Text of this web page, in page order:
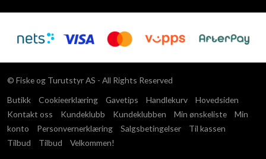
© Fiske og Turutstyr AS - All Rights Reserved
Butikk
Cookieerklæring Gavetips Handlekurv
Hovedsiden
Kontakt oss
Kundeklubb Kundeklubben Min ønskeliste
Min
konto
Personvernerklæring Salgsbetingelser
Til kassen
Tilbud
Tilbud Velkommen!